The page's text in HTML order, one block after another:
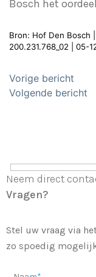
Bosch het
Bron: Hof Den Bosch
200.231.768_02 | 05-
Bericht
navigatie
Vorige bericht
Volgende bericht
Neem direct
Vragen?
Stel uw vraag via
zo spoedig